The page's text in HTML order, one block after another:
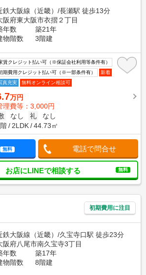
鉄大阪線（近畿）/長瀬駅 徒歩13分
阪府東大阪市衣摺２丁目
年数
築21年
物階数
3階建
賃クレジット払い可（※保証会社利用等条件有）
期費用クレジット払い可（※一部条件有）
新着
真充実
無料オンライン相談可
万円
理費等：3,000円
なし 礼
なし
2LDK 44.73㎡
無料 電話で問合せ
お店にLINEで相談する 無料
初期費用に注目
鉄大阪線（近畿）/久宝寺口駅 徒歩23分
阪府八尾市南久宝寺3丁目
年数
築17年
物階数
8階建